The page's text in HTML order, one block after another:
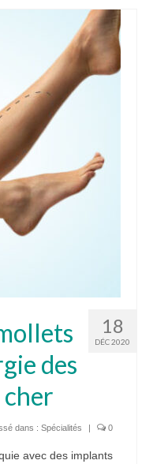
18
DÉC 2020
des
dans : Spécialités | 0
avec des implants